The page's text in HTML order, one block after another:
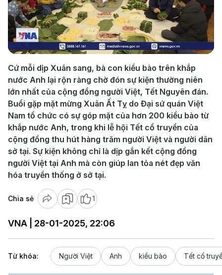
Play
Video
Cứ mỗi dịp Xuân sang, bà con kiều bào trên khắp
nước Anh lại rộn ràng chờ đón sự kiện thường niên
lớn nhất của cộng đồng người Việt, Tết Nguyên đán.
Buổi gặp mặt mừng Xuân Ất Tỵ do Đại sứ quán Việt
Nam tổ chức có sự góp mặt của hơn 200 kiều bào từ
khắp nước Anh, trong khi lễ hội Tết cổ truyền của
cộng đồng thu hút hàng trăm người Việt và người dân
sở tại. Sự kiện không chỉ là dịp gắn kết cộng đồng
người Việt tại Anh mà còn giúp lan tỏa nét đẹp văn
hóa truyền thống ở sở tại.
Chia sẻ 1
VNA | 28-01-2025, 22:06
Từ khóa: Người Việt Anh kiều bào Tết cổ